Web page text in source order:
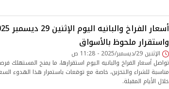
أسعار الفراخ
واستقرار ملحوظ بالأسواق
الإثنين 29/ديسمبر/2025 - 11:28 ص
تواصل أسعار الفراخ والبانيه اليوم استقرارها، ما يمنح المستهلك
مناسبة للشراء والتخزين، خاصة مع توقعات باستمرار هذا الهدوء
خلال الأيام المقبلة.